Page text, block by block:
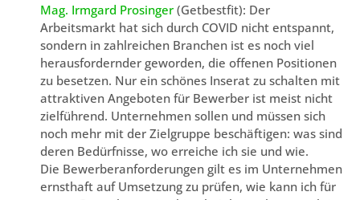
Mag. Irmgard Prosinger (Getbestfit): Der
Arbeitsmarkt hat sich durch COVID nicht entspannt,
sondern in zahlreichen Branchen ist es noch viel
herausfordernder geworden, die offenen Positionen
zu besetzen. Nur ein schönes Inserat zu schalten mit
attraktiven Angeboten für Bewerber ist meist nicht
zielführend. Unternehmen sollen und müssen sich
noch mehr mit der Zielgruppe beschäftigen: was sind
deren Bedürfnisse, wo erreiche ich sie und wie.
Die Bewerberanforderungen gilt es im Unternehmen
ernsthaft auf Umsetzung zu prüfen, wie kann ich für